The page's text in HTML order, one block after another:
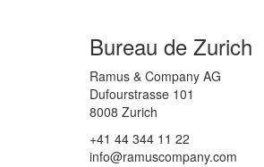
Bureau de Zurich
Ramus & Company AG
Dufourstrasse 101
8008 Zurich
+41 44 344 11 22
info@ramuscompany.com